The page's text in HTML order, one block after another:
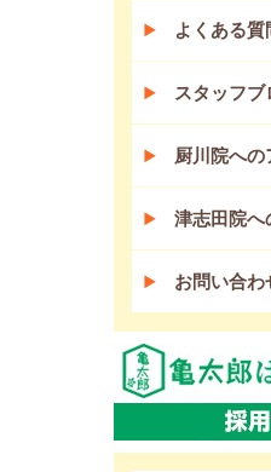
よくある質
スタッフブ
厨川院への
津志田院へ
お問い合わ